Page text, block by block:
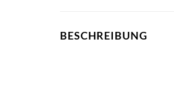
BESCHREIBUNG